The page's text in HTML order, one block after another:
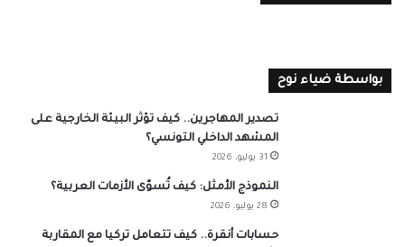
بواسطة ضياء نوح
تصدير المهاجرين.. كيف تؤثر البيئة الخارجية على
المشهد الداخلي التونسي؟
31 يوليو، 2026
النموذج الأمثل: كيف تُسوّى الأزمات العربية؟
28 يوليو، 2026
حسابات أنقرة.. كيف تتعامل تركيا مع المقاربة